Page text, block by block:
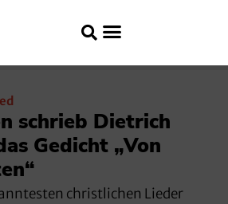
schrieb Dietrich
Gedicht „Von
christlichen Lieder